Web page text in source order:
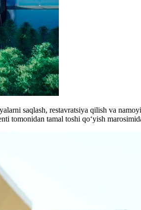
saqlash, restavratsiya qilish va
tomonidan tamal toshi qo‘yish